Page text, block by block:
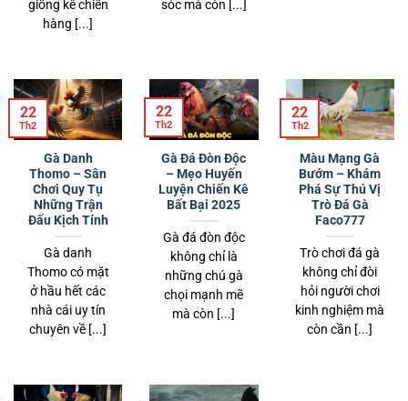
giống kê chiến
hàng [...]
sóc mà còn [...]
Gà Danh
Thomo – Sân
Chơi Quy Tụ
Những Trận
Đấu Kịch Tính
Gà danh
Thomo có mặt
ở hầu hết các
nhà cái uy tín
chuyên về [...]
22
Th2
Gà Đá Đòn Độc
– Mẹo Huyến
Luyện Chiến Kê
Bất Bại 2025
Gà đá đòn độc
không chỉ là
những chú gà
chọi mạnh mẽ
mà còn [...]
22
Th2
Màu Mạng Gà
Bướm – Khám
Phá Sự Thú Vị
Trò Đá Gà
Faco777
Trò chơi đá gà
không chỉ đòi
hỏi người chơi
kinh nghiệm mà
còn cần [...]
22
Th2
Kèo Thẻ Phạt – Những Loại Hình Phổ Biến Và Kinh Nghiệm Chơi Hiệu Quả
Kèo Phạt Góc Faco777 Và cách Chơi Chuẩn Xác Nhất Dành Cho Người
Mới
Tháng 2 23, 2025